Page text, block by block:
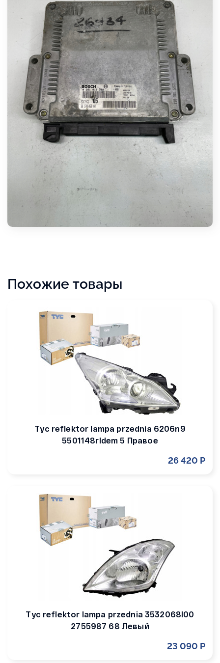
Похожие товары
Tyc reflektor lampa przednia 6206n9
5501148rldem 5 Правое
26 420 Р
Tyc reflektor lampa przednia 3532068l00
2755987 68 Левый
23 090 Р